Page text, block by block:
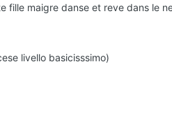
fille maigre danse et reve dans le
livello basicisssimo)